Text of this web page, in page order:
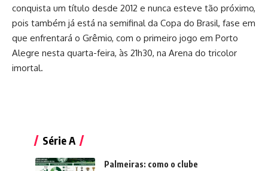
conquista um título desde 2012 e nunca esteve tão próximo,
pois também já está na semifinal da Copa do Brasil, fase em
que enfrentará o Grêmio, com o primeiro jogo em Porto
Alegre nesta quarta-feira, às 21h30, na Arena do tricolor
imortal.
Série A
Palmeiras: como o clube